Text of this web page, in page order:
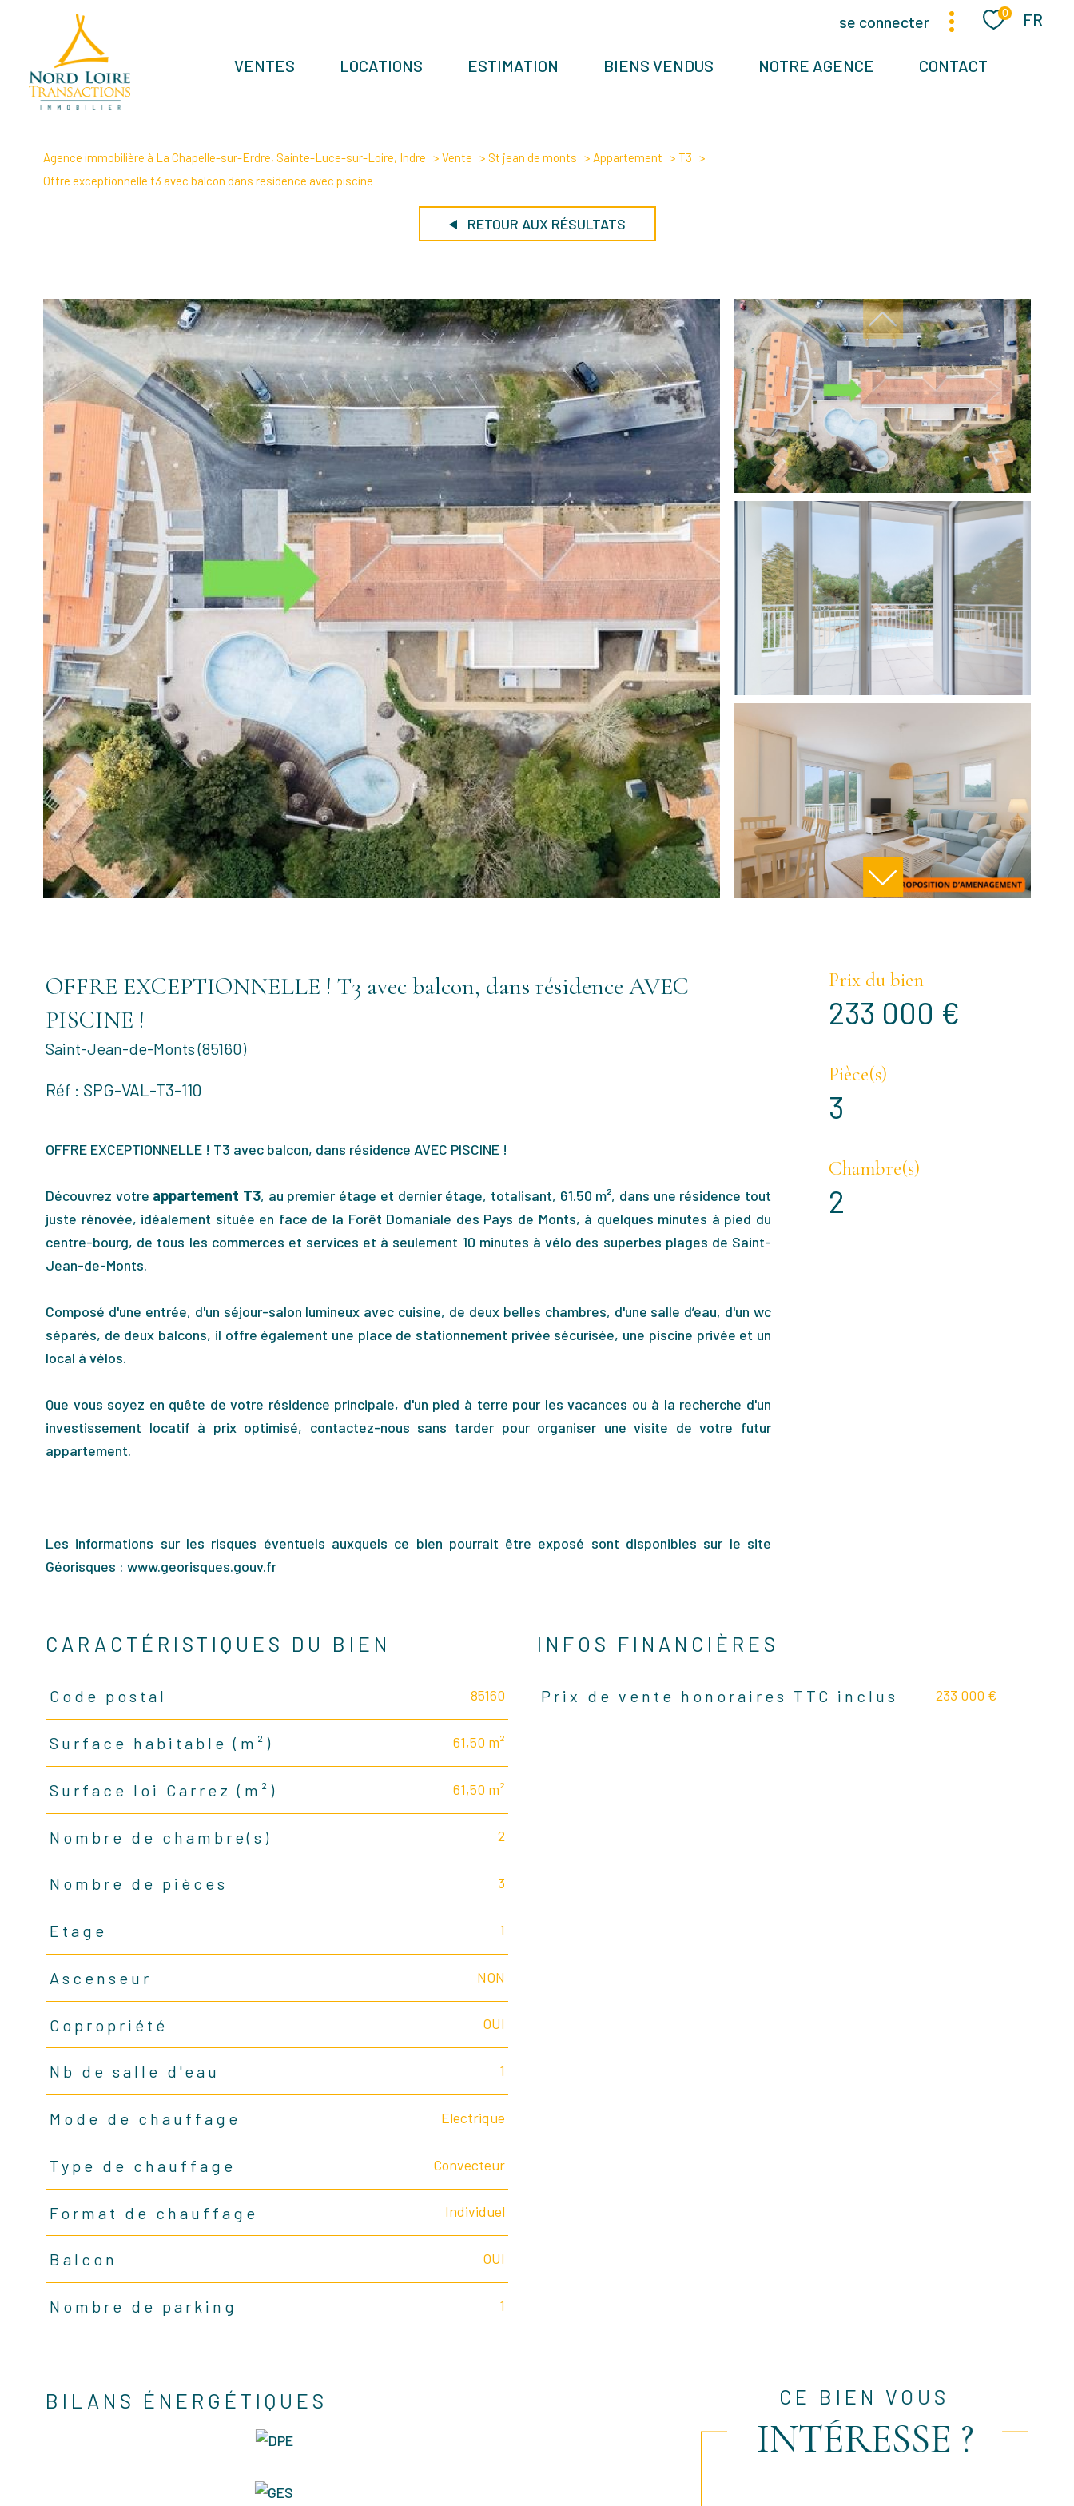
se connecter 0 Langue
FR
VENTES LOCATIONS ESTIMATION BIENS VENDUS NOTRE AGENCE CONTACT
Agence immobilière à La Chapelle-sur-Erdre, Sainte-Luce-sur-Loire, Indre Vente St jean de monts Appartement
T3
Offre exceptionnelle t3 avec balcon dans residence avec piscine
RETOUR AUX RÉSULTATS
OFFRE EXCEPTIONNELLE ! T3 avec balcon, dans résidence AVEC
PISCINE !
Saint-Jean-de-Monts (85160)
Réf : SPG-VAL-T3-110
OFFRE EXCEPTIONNELLE ! T3 avec balcon, dans résidence AVEC PISCINE !
Découvrez votre appartement T3, au premier étage et dernier étage, totalisant, 61.50 m², dans une résidence tout
juste rénovée, idéalement située en face de la Forêt Domaniale des Pays de Monts, à quelques minutes à pied du
centre-bourg, de tous les commerces et services et à seulement 10 minutes à vélo des superbes plages de Saint-
Jean-de-Monts.
Composé d'une entrée, d'un séjour-salon lumineux avec cuisine, de deux belles chambres, d'une salle d’eau, d'un wc
séparés, de deux balcons, il offre également une place de stationnement privée sécurisée, une piscine privée et un
local à vélos.
Que vous soyez en quête de votre résidence principale, d'un pied à terre pour les vacances ou à la recherche d'un
investissement locatif à prix optimisé, contactez-nous sans tarder pour organiser une visite de votre futur
appartement.
Les informations sur les risques éventuels auxquels ce bien pourrait être exposé sont disponibles sur le site
Géorisques : www.georisques.gouv.fr
Prix du bien
233 000 €
Pièce(s)
3
Chambre(s)
2
CARACTÉRISTIQUES DU BIEN
Caractéristiques Valeurs
Code postal 85160
Surface habitable (m²) 61,50 m²
Surface loi Carrez (m²) 61,50 m²
Nombre de chambre(s) 2
Nombre de pièces 3
Etage 1
Ascenseur NON
Copropriété OUI
Nb de salle d'eau 1
Mode de chauffage Electrique
Type de chauffage Convecteur
Format de chauffage Individuel
Balcon OUI
Nombre de parking 1
INFOS FINANCIÈRES
Caractéristiques Valeurs
Prix de vente honoraires TTC inclus 233 000 €
BILANS ÉNERGÉTIQUES CE BIEN VOUS
INTÉRESSE ?